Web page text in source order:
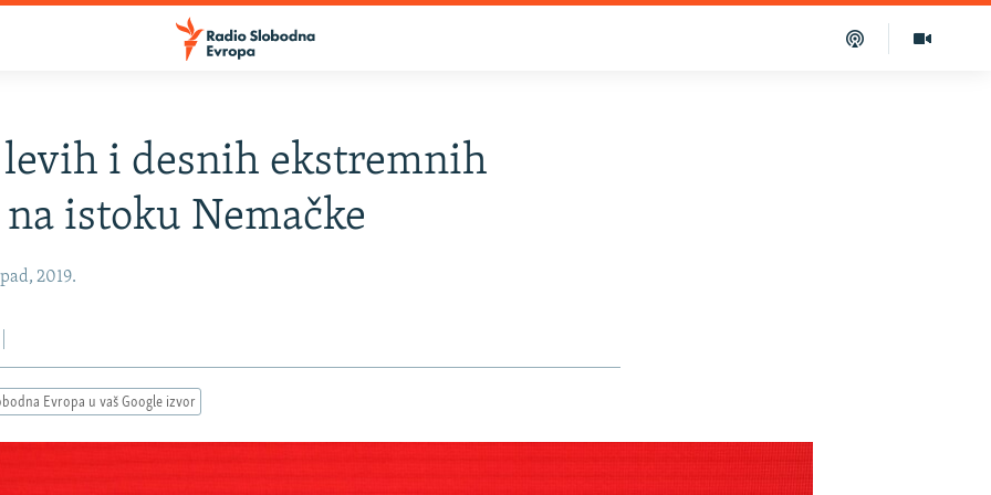
levih i desnih ekstremnih
istoku Nemačke
2019.
Evropa u vaš Google izvor